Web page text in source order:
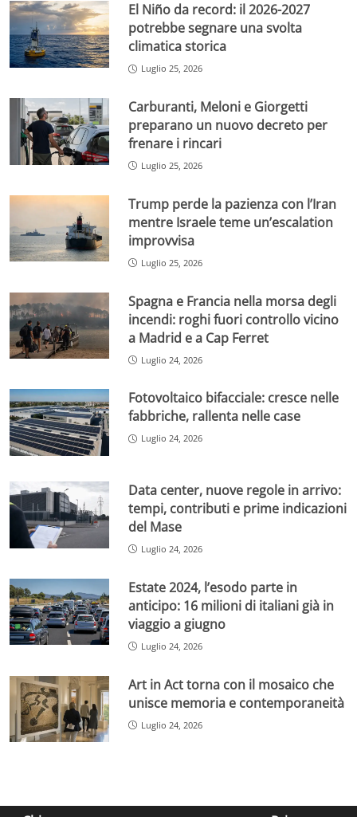
El Niño da record: il 2026-2027
potrebbe segnare una svolta
climatica storica
Luglio 25, 2026
Carburanti, Meloni e Giorgetti
preparano un nuovo decreto per
frenare i rincari
Luglio 25, 2026
Trump perde la pazienza con l’Iran
mentre Israele teme un’escalation
improvvisa
Luglio 25, 2026
Spagna e Francia nella morsa degli
incendi: roghi fuori controllo vicino
a Madrid e a Cap Ferret
Luglio 24, 2026
Fotovoltaico bifacciale: cresce nelle
fabbriche, rallenta nelle case
Luglio 24, 2026
Data center, nuove regole in arrivo:
tempi, contributi e prime indicazioni
del Mase
Luglio 24, 2026
Estate 2024, l’esodo parte in
anticipo: 16 milioni di italiani già in
viaggio a giugno
Luglio 24, 2026
Art in Act torna con il mosaico che
unisce memoria e contemporaneità
Luglio 24, 2026